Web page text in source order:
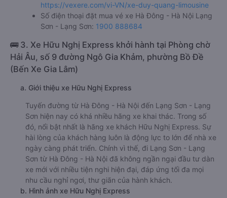
https://vexere.com/vi-VN/xe-duy-quang-limousine
Số điện thoại đặt mua vé xe Hà Đông - Hà Nội Lạng
Sơn - Lạng Sơn: 1900 888684
🚌 3. Xe Hữu Nghị Express khởi hành tại Phòng chờ
Hải Âu, số 9 đường Ngô Gia Khảm, phường Bồ Đề
(Bến Xe Gia Lâm)
a. Giới thiệu xe Hữu Nghị Express
Tuyến đường từ Hà Đông - Hà Nội đến Lạng Sơn - Lạng
Sơn hiện nay có khá nhiều hãng xe khai thác. Trong số
đó, nổi bật nhất là hãng xe khách Hữu Nghị Express. Sự
hài lòng của khách hàng luôn là động lực to lớn để nhà xe
ngày càng phát triển. Chính vì thế, đi Lạng Sơn - Lạng
Sơn từ Hà Đông - Hà Nội đã không ngần ngại đầu tư dàn
xe mới với nhiều tiện nghi hiện đại, đáp ứng tối đa mọi
nhu cầu nghỉ ngơi, thư giãn của hành khách.
b. Hình ảnh xe Hữu Nghị Express